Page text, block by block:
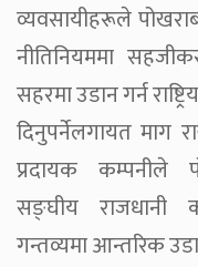
व्यवसायीहरूले
नीतिनियममा
सहरमा उडान गर्न
दिनुपर्नेलगायत माग
प्रदायक कम्पनीले
सङ्घीय राजधानी
गन्तव्यमा आन्तरिक